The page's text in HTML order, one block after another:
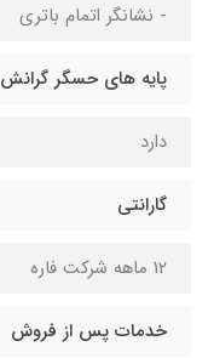
- نشانگر اتمام باتری
پایه های حسگر گرانش
دارد
گارانتی
12 ماهه شرکت فاره
خدمات پس از فروش